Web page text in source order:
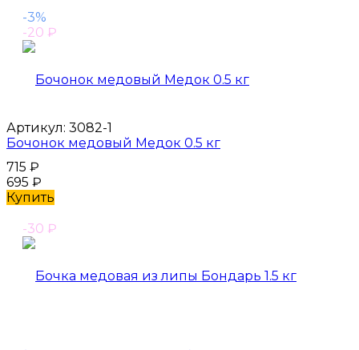
-3%
-20 ₽
Артикул: 3082-1
Бочонок медовый Медок 0.5 кг
715 ₽
695 ₽
Купить
-30 ₽